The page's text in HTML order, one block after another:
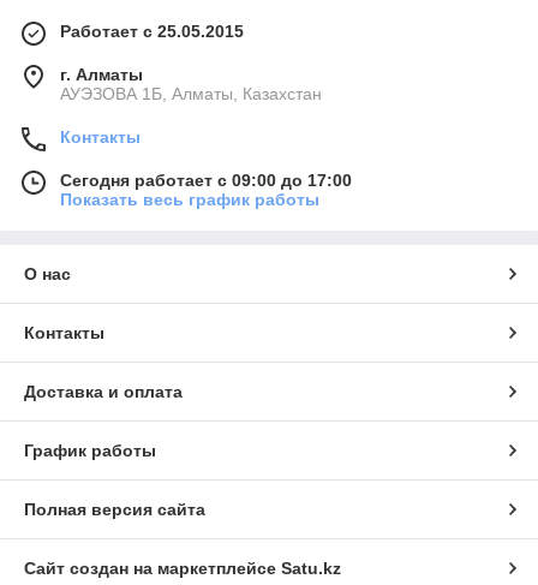
Работает с 25.05.2015
г. Алматы
АУЭЗОВА 1Б, Алматы, Казахстан
Контакты
Сегодня работает с 09:00 до 17:00
Показать весь график работы
О нас
Контакты
Доставка и оплата
График работы
Полная версия сайта
Сайт создан на маркетплейсе Satu.kz